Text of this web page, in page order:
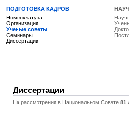
ПОДГОТОВКА КАДРОВ
Номенклатура
Организации
Ученые советы
Семинары
Диссертации
Диссертации
На рассмотрении в Национальном Совете 81